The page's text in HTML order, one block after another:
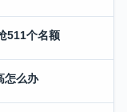
511个名额
怎么办